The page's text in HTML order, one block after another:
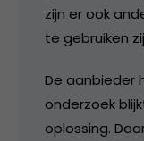
zijn er ook
te gebruiken
De aanbieder
onderzoek
oplossing.